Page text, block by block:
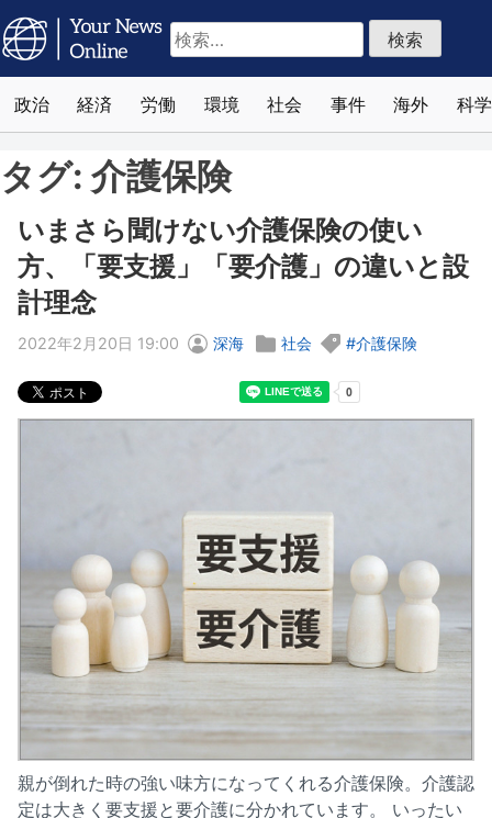
検
索:
政治 経済 労働 環境 社会 事件 海外 科学
タグ: 介護保険
いまさら聞けない介護保険の使い
方、「要支援」「要介護」の違いと設
計理念
2022年2月20日 19:00 深海 社会 介護保険
親が倒れた時の強い味方になってくれる介護保険。介護認
定は大きく要支援と要介護に分かれています。 いったい